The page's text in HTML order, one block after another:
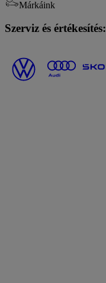
Márkáink
Szerviz és értékesítés: